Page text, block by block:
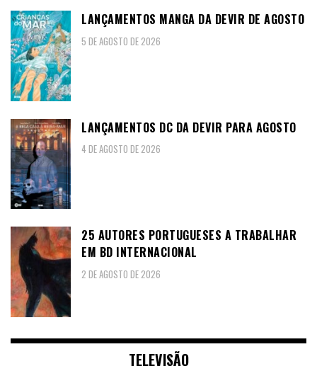
LANÇAMENTOS MANGA DA DEVIR DE AGOSTO
5 DE AGOSTO DE 2026
LANÇAMENTOS DC DA DEVIR PARA AGOSTO
4 DE AGOSTO DE 2026
25 AUTORES PORTUGUESES A TRABALHAR
EM BD INTERNACIONAL
2 DE AGOSTO DE 2026
TELEVISÃO